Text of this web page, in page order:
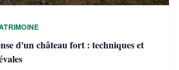
d'un château fort : techniques et